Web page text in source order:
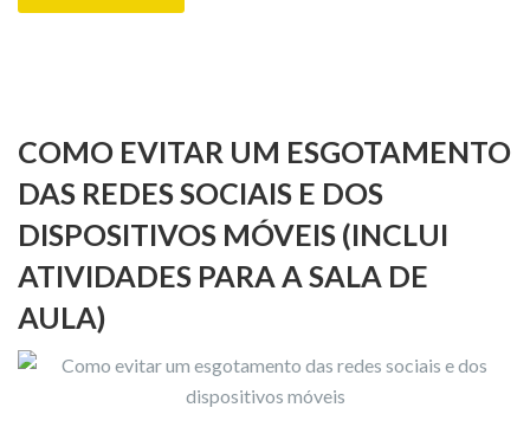
COMO EVITAR UM ESGOTAMENTO
DAS REDES SOCIAIS E DOS
DISPOSITIVOS MÓVEIS (INCLUI
ATIVIDADES PARA A SALA DE
AULA)